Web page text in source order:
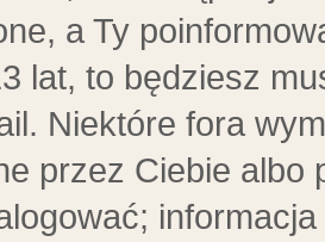
a Ty
lat, to będziesz
Niektóre fora
przez Ciebie albo